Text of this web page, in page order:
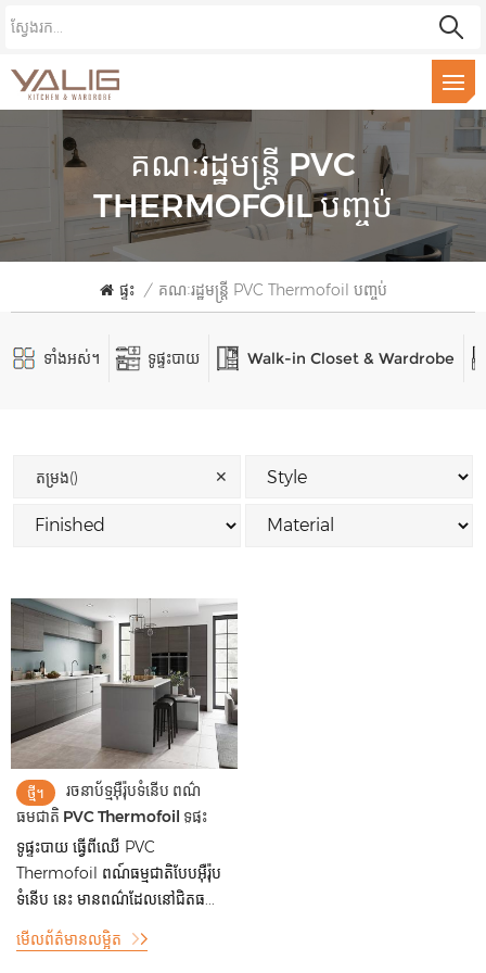
គណៈរដ្ឋមន្ត្រី PVC
THERMOFOIL បញ្ចប់
ផ្ទះ / គណៈរដ្ឋមន្ត្រី PVC Thermofoil បញ្ចប់
ទាំងអស់។ ទូផ្ទះបាយ Walk-in Closet & Wardrobe
តម្រង() ✕
ថ្មី។
រចនាប័ទ្មអ៊ឺរ៉ុបទំនើប ពណ៌
ធម្មជាតិ PVC Thermofoil ទូផ្ទះ
បាយឈើរឹង
ទូផ្ទះបាយ ធ្វើពីឈើ PVC
Thermofoil ពណ៍ធម្មជាតិបែបអ៊ឺរ៉ុប
ទំនើប នេះ មានពណ៌ដែលនៅជិតធ...
មើលព័ត៌មានលម្អិត